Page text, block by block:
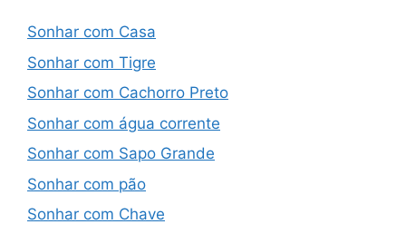
Sonhar com Casa
Sonhar com Tigre
Sonhar com Cachorro Preto
Sonhar com água corrente
Sonhar com Sapo Grande
Sonhar com pão
Sonhar com Chave